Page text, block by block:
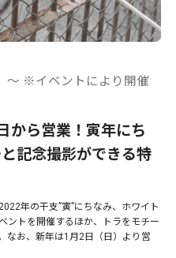
〜 ※イベントにより開催
から営業！寅年にち
記念撮影ができる特
年の干支”寅”にちなみ、ホワイト
ントを開催するほか、トラをモチー
なお、新年は1月2日（日）より営